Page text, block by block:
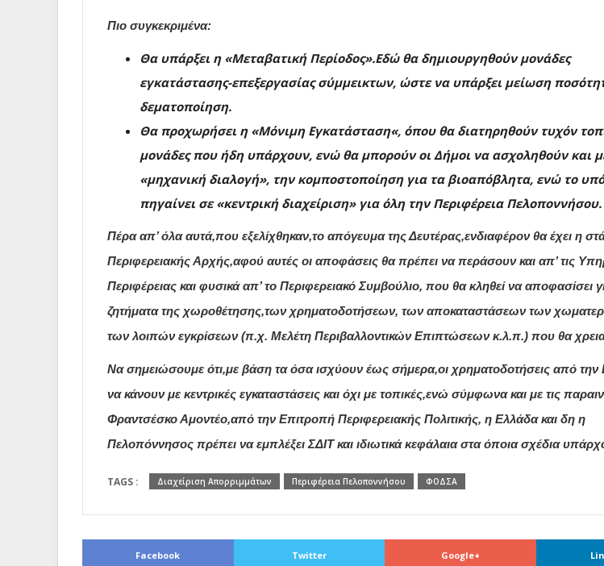
Πιο συγκεκριμένα:
Θα υπάρξει η «Μεταβατική Περίοδος».Εδώ θα δημιουργηθούν μονάδες
εγκατάστασης-επεξεργασίας σύμμεικτων, ώστε να υπάρξει μείωση
δεματοποίηση.
Θα προχωρήσει η «Μόνιμη Εγκατάσταση«, όπου θα διατηρηθούν τυχόν
μονάδες που ήδη υπάρχουν, ενώ θα μπορούν οι Δήμοι να ασχοληθούν και
«μηχανική διαλογή», την κομποστοποίηση για τα βιοαπόβλητα, ενώ το
πηγαίνει σε «κεντρική διαχείριση» για όλη την Περιφέρεια Πελοποννήσου.
Πέρα απ’ όλα αυτά,που εξελίχθηκαν,το απόγευμα της Δευτέρας,ενδιαφέρον θα έχει η
Περιφερειακής Αρχής,αφού αυτές οι αποφάσεις θα πρέπει να περάσουν και απ’ τις
Περιφέρειας και φυσικά απ’ το Περιφερειακό Συμβούλιο, που θα κληθεί να αποφασίσει
ζητήματα της χωροθέτησης,των χρηματοδοτήσεων, των αποκαταστάσεων των
των λοιπών εγκρίσεων (π.χ. Μελέτη Περιβαλλοντικών Επιπτώσεων κ.λ.π.) που θα
Να σημειώσουμε ότι,με βάση τα όσα ισχύουν έως σήμερα,οι χρηματοδοτήσεις από την
να κάνουν με κεντρικές εγκαταστάσεις και όχι με τοπικές,ενώ σύμφωνα και με τις
Φραντσέσκο Αμοντέο,από την Επιτροπή Περιφερειακής Πολιτικής, η Ελλάδα και δη η
Πελοπόννησος πρέπει να εμπλέξει ΣΔΙΤ και ιδιωτικά κεφάλαια στα όποια σχέδια
TAGS : Διαχείριση Απορριμμάτων Περιφέρεια Πελοποννήσου ΦΟΔΣΑ
Facebook Twitter Google+